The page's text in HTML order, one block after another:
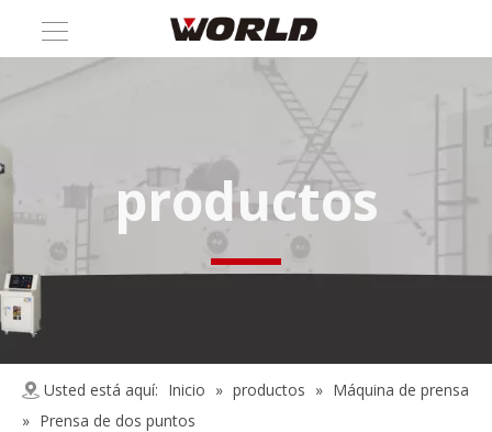
productos
Usted está aquí: Inicio » productos » Máquina de prensa
» Prensa de dos puntos